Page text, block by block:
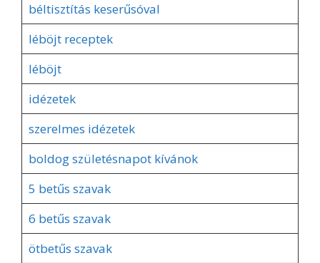
béltisztítás keserűsóval
léböjt receptek
léböjt
idézetek
szerelmes idézetek
boldog születésnapot kívánok
5 betűs szavak
6 betűs szavak
ötbetűs szavak